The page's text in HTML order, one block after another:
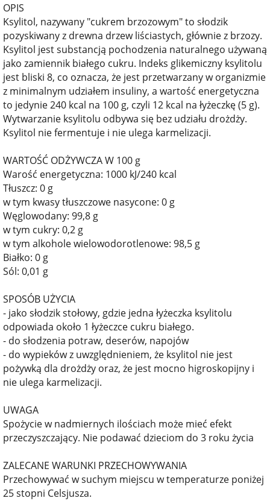
OPIS
Ksylitol, nazywany "cukrem brzozowym" to słodzik
pozyskiwany z drewna drzew liściastych, głównie z brzozy.
Ksylitol jest substancją pochodzenia naturalnego używaną
jako zamiennik białego cukru. Indeks glikemiczny ksylitolu
jest bliski 8, co oznacza, że jest przetwarzany w organizmie
z minimalnym udziałem insuliny, a wartość energetyczna
to jedynie 240 kcal na 100 g, czyli 12 kcal na łyżeczkę (5 g).
Wytwarzanie ksylitolu odbywa się bez udziału drożdży.
Ksylitol nie fermentuje i nie ulega karmelizacji.
WARTOŚĆ ODŻYWCZA W 100 g
Warość energetyczna: 1000 kJ/240 kcal
Tłuszcz: 0 g
w tym kwasy tłuszczowe nasycone: 0 g
Węglowodany: 99,8 g
w tym cukry: 0,2 g
w tym alkohole wielowodorotlenowe: 98,5 g
Białko: 0 g
Sól: 0,01 g
SPOSÓB UŻYCIA
- jako słodzik stołowy, gdzie jedna łyżeczka ksylitolu
odpowiada około 1 łyżeczce cukru białego.
- do słodzenia potraw, deserów, napojów
- do wypieków z uwzględnieniem, że ksylitol nie jest
pożywką dla drożdży oraz, że jest mocno higroskopijny i
nie ulega karmelizacji.
UWAGA
Spożycie w nadmiernych ilościach może mieć efekt
przeczyszczający. Nie podawać dzieciom do 3 roku życia
ZALECANE WARUNKI PRZECHOWYWANIA
Przechowywać w suchym miejscu w temperaturze poniżej
25 stopni Celsjusza.